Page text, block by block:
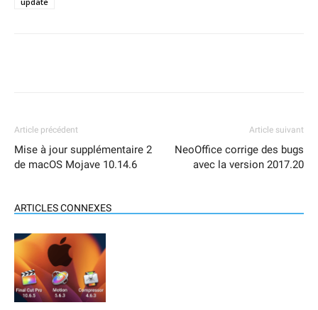
Article précédent
Mise à jour supplémentaire 2
de macOS Mojave 10.14.6
Article suivant
NeoOffice corrige des bugs
avec la version 2017.20
ARTICLES CONNEXES